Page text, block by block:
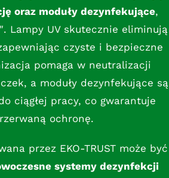
oraz moduły dezynfekujące,
Lampy UV skutecznie eliminują
czyste i bezpieczne
pomaga w neutralizacji
a moduły dezynfekujące są
ciągłej pracy, co gwarantuje
ochronę.
przez EKO-TRUST może być
systemy dezynfekcji